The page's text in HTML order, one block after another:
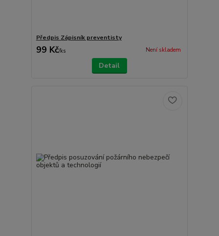
Předpis Zápisník preventisty
99 Kč/ks Není skladem
Detail